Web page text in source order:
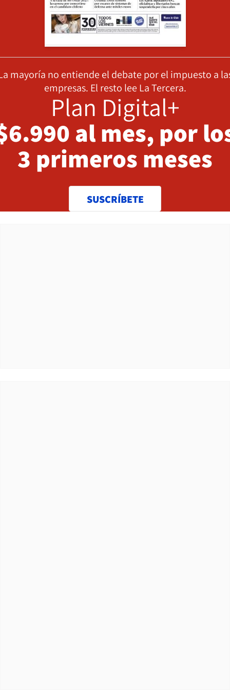
mayoría no entiende el debate por el impuesto a
empresas. El resto lee La Tercera.
Plan Digital+
al mes, por
3 primeros meses
SUSCRÍBETE